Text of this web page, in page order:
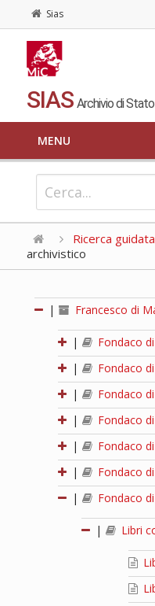
Sias
SIAS Archivio di
MENU
Ricerca guidata
archivistico
| Francesco di
|
Fondaco
|
Fondaco
|
Fondaco
|
Fondaco
|
Fondaco
|
Fondaco
|
Fondaco
| Libri